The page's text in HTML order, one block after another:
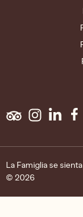
La Famiglia se
© 2026